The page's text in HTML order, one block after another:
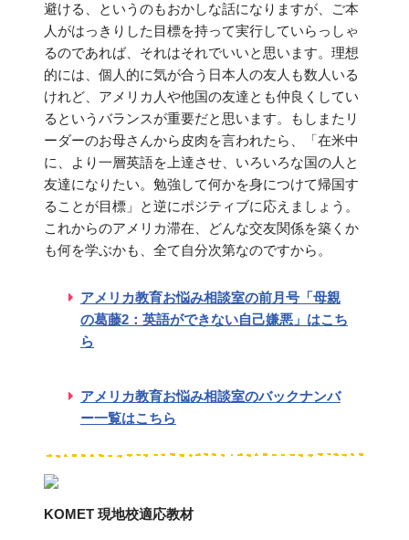
避ける、というのもおかしな話になりますが、ご本
人がはっきりした目標を持って実行していらっしゃ
るのであれば、それはそれでいいと思います。理想
的には、個人的に気が合う日本人の友人も数人いる
けれど、アメリカ人や他国の友達とも仲良くしてい
るというバランスが重要だと思います。もしまたリ
ーダーのお母さんから皮肉を言われたら、「在米中
に、より一層英語を上達させ、いろいろな国の人と
友達になりたい。勉強して何かを身につけて帰国す
ることが目標」と逆にポジティブに応えましょう。
これからのアメリカ滞在、どんな交友関係を築くか
も何を学ぶかも、全て自分次第なのですから。
アメリカ教育お悩み相談室の前月号「母親
の葛藤2：英語ができない自己嫌悪」はこち
ら
アメリカ教育お悩み相談室のバックナンバ
ー一覧はこちら
KOMET 現地校適応教材